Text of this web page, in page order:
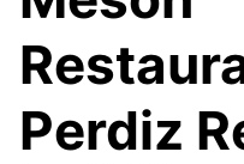
Perdiz